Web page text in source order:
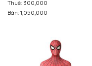
Thuê: 300,000
Bán: 1,050,000